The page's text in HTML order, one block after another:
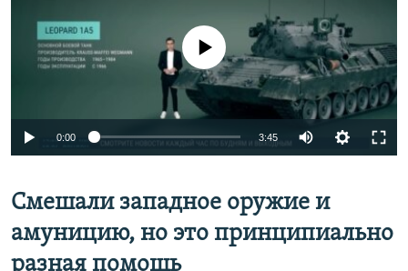
Auto 240p 360p 480p
No media source currently available
0:00 3:45
360p
480p
Смешали западное оружие и
амуницию, но это принципиально
разная помощь